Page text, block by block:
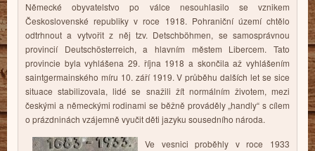
Německé obyvatelstvo po válce nesouhlasilo se vznikem
Československé republiky v roce 1918. Pohraniční území chtělo
odtrhnout a vytvořit z něj tzv. Detschböhmen, se samosprávnou
provincií Deutschösterreich, a hlavním městem Libercem. Tato
provincie byla vyhlášena 29. října 1918 a skončila až vyhlášením
saintgermainského míru 10. září 1919. V průběhu dalších let se sice
situace stabilizovala, lidé se snažili žít normálním životem, mezi
českými a německými rodinami se běžně prováděly „handly“ s cílem
o prázdninách vzájemně vyučit děti jazyku sousedního národa.
Ve vesnici proběhly v roce 1933